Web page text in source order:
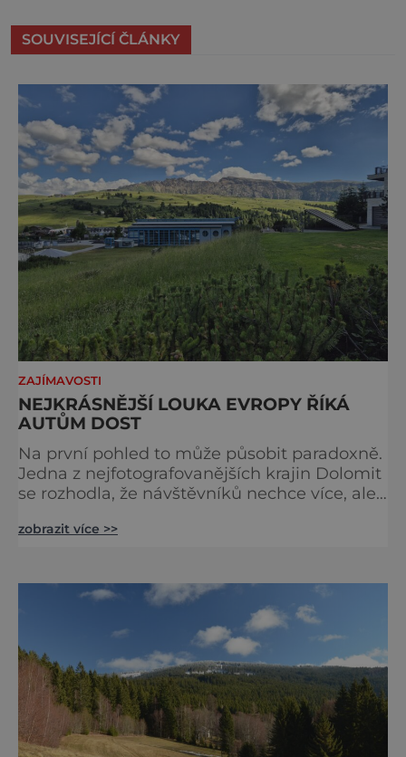
SOUVISEJÍCÍ ČLÁNKY
ZAJÍMAVOSTI
NEJKRÁSNĚJŠÍ LOUKA EVROPY ŘÍKÁ
AUTŮM DOST
Na první pohled to může působit paradoxně.
Jedna z nejfotografovanějších krajin Dolomit
se rozhodla, že návštěvníků nechce více, ale
louka v Evropě, zavádí od léta 2026 nová
přijíždějí. Nejde o boj proti turistům. Jde o
ochranu krajiny, která už nechce být obětí
vlastního úspě
zobrazit více >>